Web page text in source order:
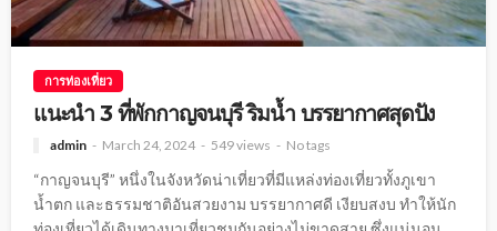
การท่องเที่ยว
แนะนำ 3 ที่พักกาญจนบุรี ริมน้ำ บรรยากาศสุดปัง
admin March 24, 2024 549 views No tags
“กาญจนบุรี” หนึ่งในจังหวัดน่าเที่ยวที่มีแหล่งท่องเที่ยวทั้งภูเขา
น้ำตก และธรรมชาติอันสวยงาม บรรยากาศดี เงียบสงบ ทำให้นัก